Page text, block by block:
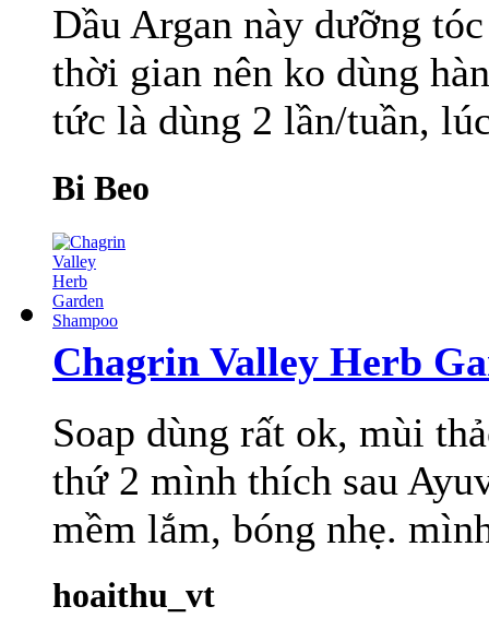
Dầu Argan này dưỡng
thời gian nên ko dùng
tức là dùng 2 lần/tuần,
Bi Beo
Chagrin Valley Herb
Soap dùng rất ok, mùi
thứ 2 mình thích sau
mềm lắm, bóng nhẹ.
hoaithu_vt